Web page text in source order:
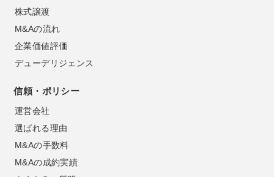
株式譲渡
M&Aの流れ
企業価値評価
デューデリジェンス
信頼・ポリシー
運営会社
選ばれる理由
M&Aの手数料
M&Aの成約実績